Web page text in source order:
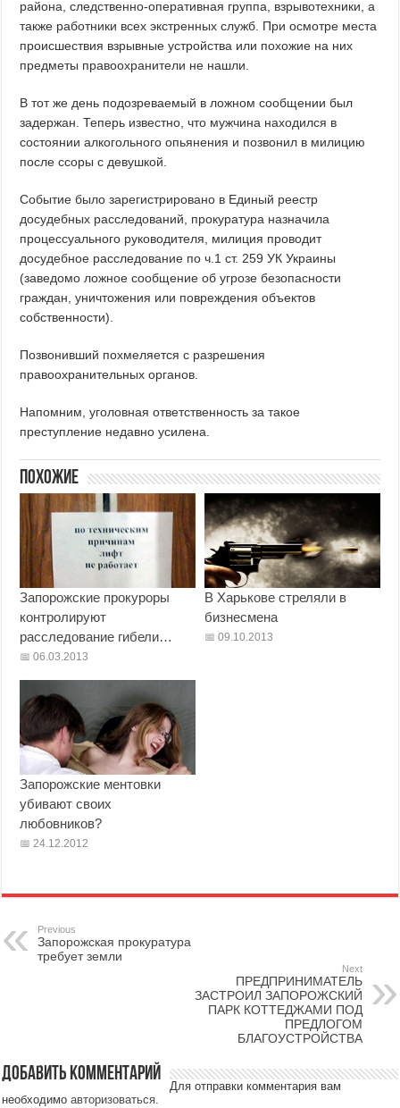
района, следственно-оперативная группа, взрывотехники, а
также работники всех экстренных служб. При осмотре места
происшествия взрывные устройства или похожие на них
предметы правоохранители не нашли.
В тот же день подозреваемый в ложном сообщении был
задержан. Теперь известно, что мужчина находился в
состоянии алкогольного опьянения и позвонил в милицию
после ссоры с девушкой.
Событие было зарегистрировано в Единый реестр
досудебных расследований, прокуратура назначила
процессуального руководителя, милиция проводит
досудебное расследование по ч.1 ст. 259 УК Украины
(заведомо ложное сообщение об угрозе безопасности
граждан, уничтожения или повреждения объектов
собственности).
Позвонивший похмеляется с разрешения
правоохранительных органов.
Напомним, уголовная ответственность за такое
преступление недавно усилена.
Похожие
Запорожские прокуроры
контролируют
расследование гибели…
06.03.2013
В Харькове стреляли в
бизнесмена
09.10.2013
Запорожские ментовки
убивают своих
любовников?
24.12.2012
Previous
Запорожская прокуратура
требует земли
Next
ПРЕДПРИНИМАТЕЛЬ
ЗАСТРОИЛ ЗАПОРОЖСКИЙ
ПАРК КОТТЕДЖАМИ ПОД
ПРЕДЛОГОМ
БЛАГОУСТРОЙСТВА
Добавить комментарий
Для отправки комментария вам
необходимоавторизоваться.